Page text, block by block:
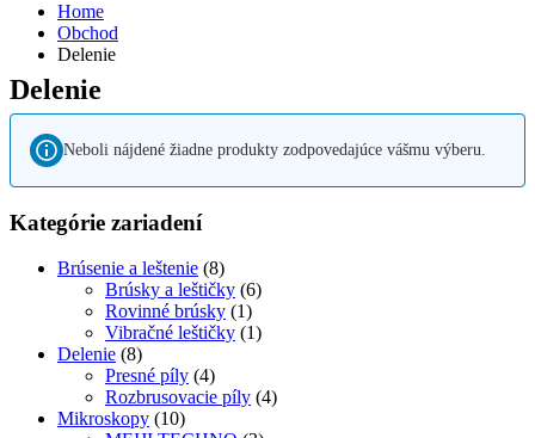
Home
Obchod
Delenie
Delenie
Neboli nájdené žiadne produkty zodpovedajúce vášmu výberu.
Kategórie zariadení
Brúsenie a leštenie (8)
Brúsky a leštičky (6)
Rovinné brúsky (1)
Vibračné leštičky (1)
Delenie (8)
Presné píly (4)
Rozbrusovacie píly (4)
Mikroskopy (10)